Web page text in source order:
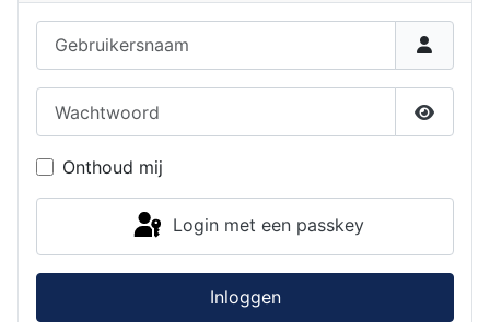
Toon
Onthoud mij
Login met een passkey
Inloggen